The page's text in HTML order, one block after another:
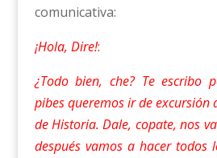
comunicativa:
¡Hola, Dire!:
¿Todo bien, che? Te escribo
pibes queremos ir de excursión
de Historia. Dale, copate, nos
después vamos a hacer todos